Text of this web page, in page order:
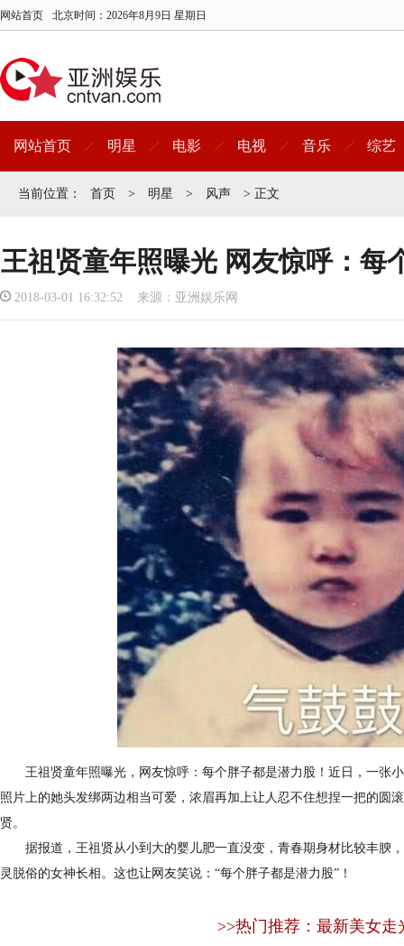
网站首页 北京时间： 2026年8月9日 星期日
网站首页 明星 电影 电视 音乐 综艺
当前位置： 首页 > 明星 > 风声 > 正文
王祖贤童年照曝光 网友惊呼：每
2018-03-01 16:32:52 来源：亚洲娱乐网
王祖贤童年照曝光，网友惊呼：每个胖子都是潜力股！近日，一张小
照片上的她头发绑两边相当可爱，浓眉再加上让人忍不住想捏一把的圆
贤。
据报道，王祖贤从小到大的婴儿肥一直没变，青春期身材比较丰腴
灵脱俗的女神长相。这也让网友笑说：“每个胖子都是潜力股”！
>>热门推荐：最新美女走